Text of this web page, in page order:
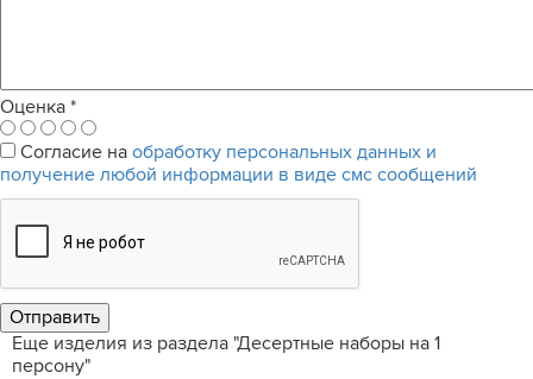
Оценка *
Согласие на обработку персональных данных и
получение любой информации в виде смс сообщений
Еще изделия из раздела "Десертные наборы на 1
персону"